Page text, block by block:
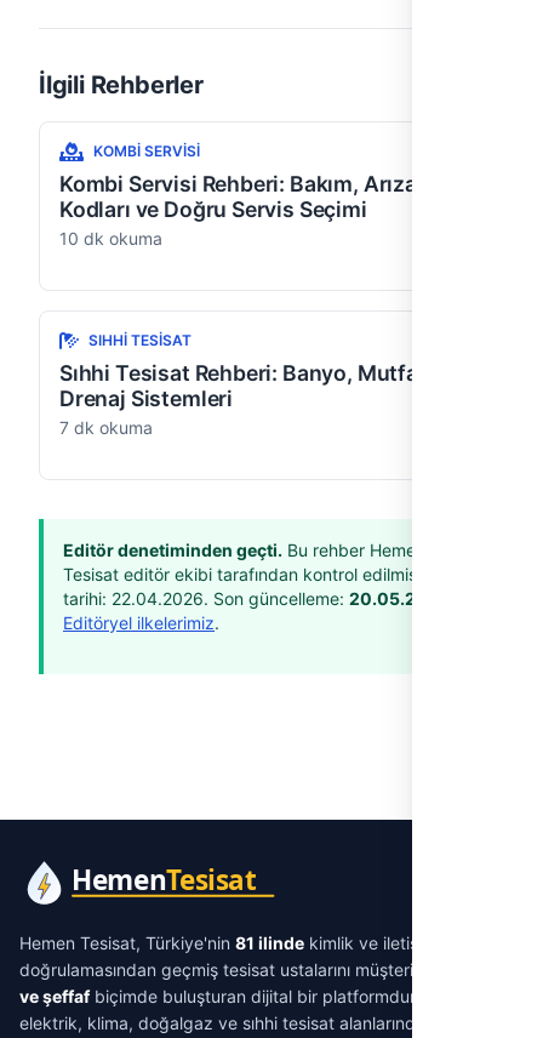
İlgili Rehberler
KOMBI SERVISI
Kombi Servisi Rehberi: Bakım, Arıza
Kodları ve Doğru Servis Seçimi
10 dk okuma
SIHHI TESISAT
Sıhhi Tesisat Rehberi: Banyo, Mutfak ve
Drenaj Sistemleri
7 dk okuma
Editör denetiminden geçti. Bu rehber Hemen
Tesisat editör ekibi tarafından kontrol edilmiştir. Yayın
tarihi: 22.04.2026. Son güncelleme: 20.05.2026
Editöryel ilkelerimiz.
Hemen Tesisat, Türkiye'nin 81 ilinde kimlik ve iletişim
doğrulamasından geçmiş tesisat ustalarını müşterilerle
ve şeffafbiçimde buluşturan dijital bir platformdur. Su tesisatı,
elektrik, klima, doğalgaz ve sıhhi tesisat alanlarında ihtiyacınıza